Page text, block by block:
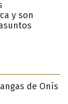
y son
de Onís